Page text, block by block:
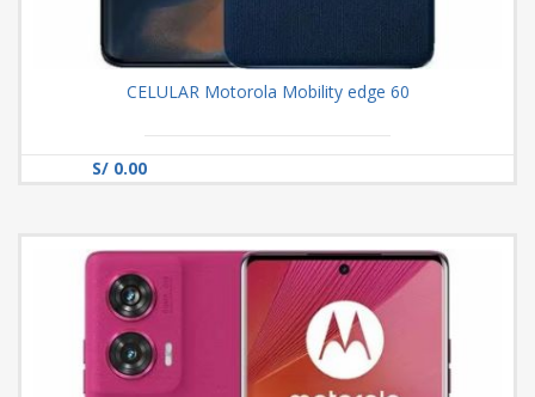
CELULAR Motorola Mobility edge 60
S/ 0.00